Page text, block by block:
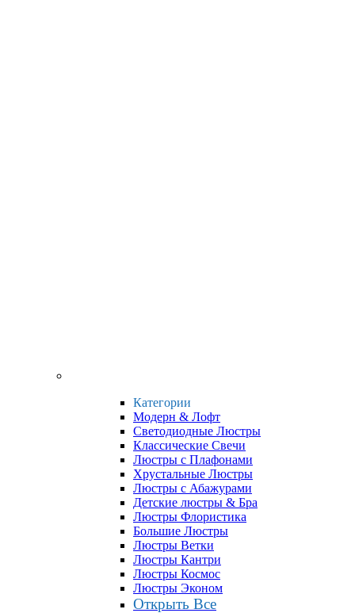
Категории
Модерн & Лофт
Светодиодные Люстры
Классические Свечи
Люстры с Плафонами
Хрустальные Люстры
Люстры с Абажурами
Детские люстры & Бра
Люстры Флористика
Большие Люстры
Люстры Ветки
Люстры Кантри
Люстры Космос
Люстры Эконом
Открыть Все